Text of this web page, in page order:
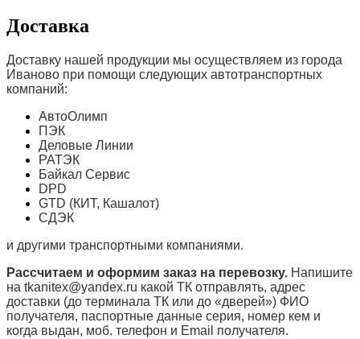
Доставка
Доставку нашей продукции мы осуществляем из города
Иваново при помощи следующих автотранспортных
компаний:
АвтоОлимп
ПЭК
Деловые Линии
РАТЭК
Байкал Сервис
DPD
GTD (КИТ, Кашалот)
СДЭК
и другими транспортными компаниями.
Рассчитаем и оформим заказ на перевозку. Напишите
на tkanitex@yandex.ru какой ТК отправлять, адрес
доставки (до терминала ТК или до «дверей») ФИО
получателя, паспортные данные серия, номер кем и
когда выдан, моб. телефон и Email получателя.